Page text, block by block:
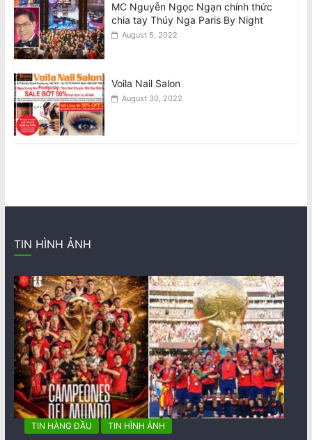
MC Nguyễn Ngọc Ngạn chính thức
chia tay Thúy Nga Paris By Night
August 5, 2022
Voila Nail Salon
August 30, 2022
TIN HÌNH ẢNH
TIN HÀNG ĐẦU TIN HÌNH ẢNH